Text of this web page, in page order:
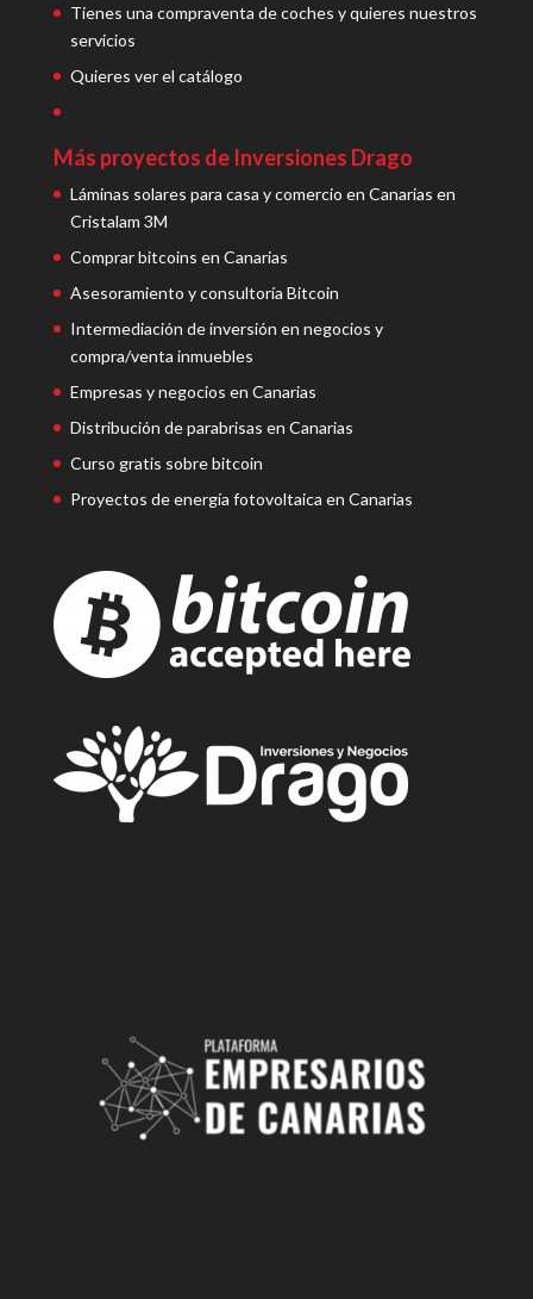
Tienes una compraventa de coches y quieres nuestros
servicios
Quieres ver el catálogo
Más proyectos de Inversiones Drago
Láminas solares para casa y comercio en Canarias en
Cristalam 3M
Comprar bitcoins en Canarias
Asesoramiento y consultoría Bitcoin
Intermediación de inversión en negocios y
compra/venta inmuebles
Empresas y negocios en Canarias
Distribución de parabrisas en Canarias
Curso gratis sobre bitcoin
Proyectos de energía fotovoltaica en Canarias